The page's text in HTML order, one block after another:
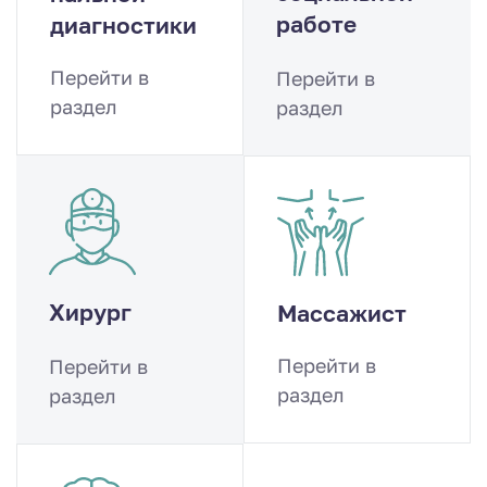
диагности­ки
Перейти в
раздел
работе
Перейти в
раздел
Хирург
Перейти в
раздел
Массажист
Перейти в
раздел